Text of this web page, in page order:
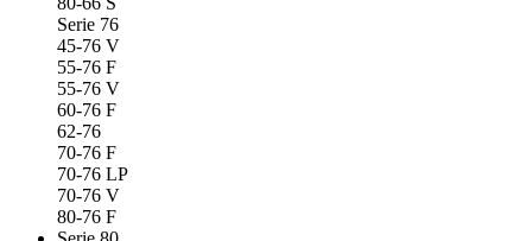
Serie 76
45-76 V
55-76 F
55-76 V
60-76 F
62-76
70-76 F
70-76 LP
70-76 V
80-76 F